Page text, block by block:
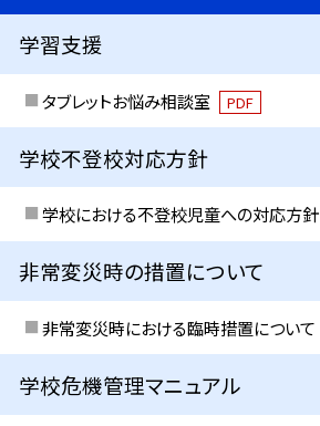
学習支援
タブレットお悩み相談室 PDF
学校不登校対応方針
学校における不登校児童への対応方針
非常変災時の措置について
非常変災時における臨時措置について
学校危機管理マニュアル